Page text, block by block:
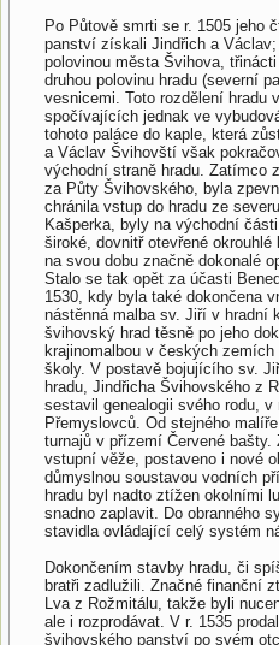
Po Půtově smrti se r. 1505 jeho
panství získali Jindřich a
polovinou města Švihova,
druhou polovinu hradu (severní
vesnicemi. Toto rozdělení hradu
spočívajících jednak ve
tohoto paláce do kaple, která
a Václav Švihovští však
východní straně hradu. Zatímco
za Půty Švihovského, byla
chránila vstup do hradu ze
Kašperka, byly na východní
široké, dovnitř otevřené
na svou dobu značně dokonalé
Stalo se tak opět za účasti
1530, kdy byla také dokončena
nástěnná malba sv. Jiří v hradní
švihovský hrad těsně po jeho
krajinomalbou v českých
školy. V postavě bojujícího sv.
hradu, Jindřicha Švihovského z
sestavil genealogii svého rodu,
Přemyslovců. Od stejného
turnajů v přízemí Červené
vstupní věže, postaveno i nové
důmyslnou soustavou vodních
hradu byl nadto ztížen okolními
snadno zaplavit. Do obranného
stavidla ovládající celý systém
Dokončením stavby hradu, či
bratři zadlužili. Značné finanční
Lva z Rožmitálu, takže byli
ale i rozprodávat. V r. 1535
švihovského panství po svém